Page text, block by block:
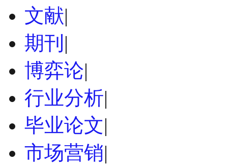
文献|
期刊 |
博弈论|
行业分析|
毕业论文|
市场营销|